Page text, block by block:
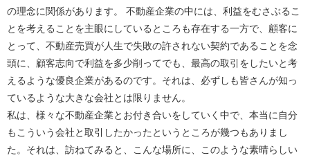
の理念に関係があります。 不動産企業の中には、利益をむさぶるこ
とを考えることを主眼にしているところも存在する一方で、顧客に
とって、不動産売買が人生で失敗の許されない契約であることを念
頭に、顧客志向で利益を多少削ってでも、最高の取引をしたいと考
えるような優良企業があるのです。それは、必ずしも皆さんが知っ
ているような大きな会社とは限りません。
私は、様々な不動産企業とお付き合いをしていく中で、本当に自分
もこういう会社と取引したかったというところが幾つもありまし
た。それは、訪ねてみると、こんな場所に、このような素晴らしい